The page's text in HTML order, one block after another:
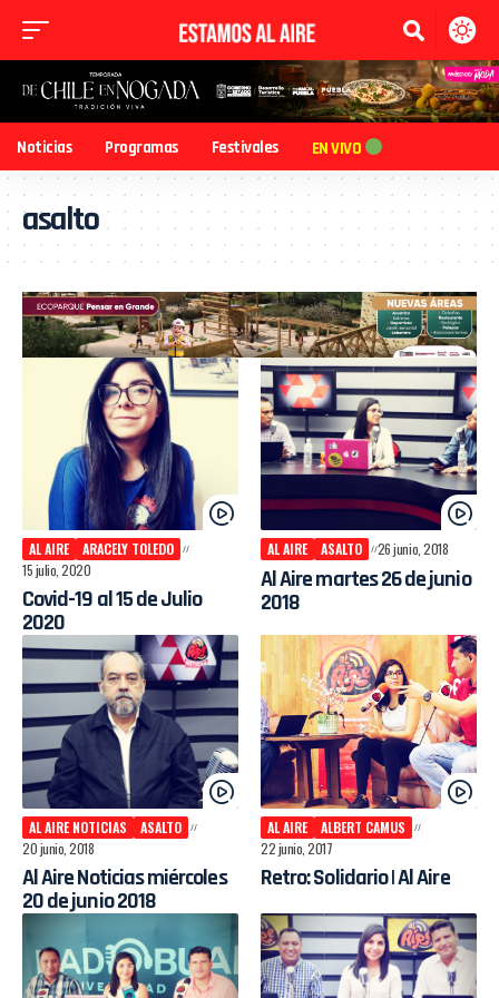
Noticias Programas Festivales EN VIVO
asalto
AL AIRE
ARACELY TOLEDO
15 julio, 2020
Covid-19 al 15 de Julio
2020
AL AIRE ASALTO 26 junio, 2018
Al Aire martes 26 de junio
2018
AL AIRE NOTICIAS
ASALTO
20 junio, 2018
Al Aire Noticias miércoles
20 de junio 2018
AL AIRE
ALBERT CAMUS
22 junio, 2017
Retro: Solidario | Al Aire